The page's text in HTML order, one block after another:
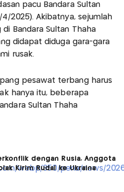
pacu Bandara Sultan
4/2025). Akibatnya, sejumlah
Bandara Sultan Thaha
didapat diduga gara-gara
rusak.
pesawat terbang harus
hanya itu, beberapa
Sultan Thaha
dengan Rusia, Anggota
Kirim Rudal ke Ukraina